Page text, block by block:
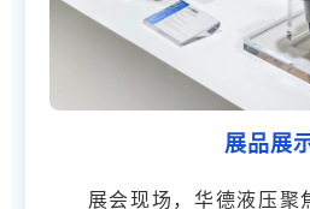
展品展
展会现场，华德液压聚